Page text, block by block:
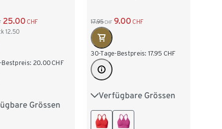
25.00 CHF
12.50
Bestpreis: 20.00CHF
Grössen
34 S 36/38
17.95 CHF 9.00 CHF
30-Tage-Bestpreis: 17.95 CHF
Verfügbare Grössen
S 36/38 M 40/42
L 44/46